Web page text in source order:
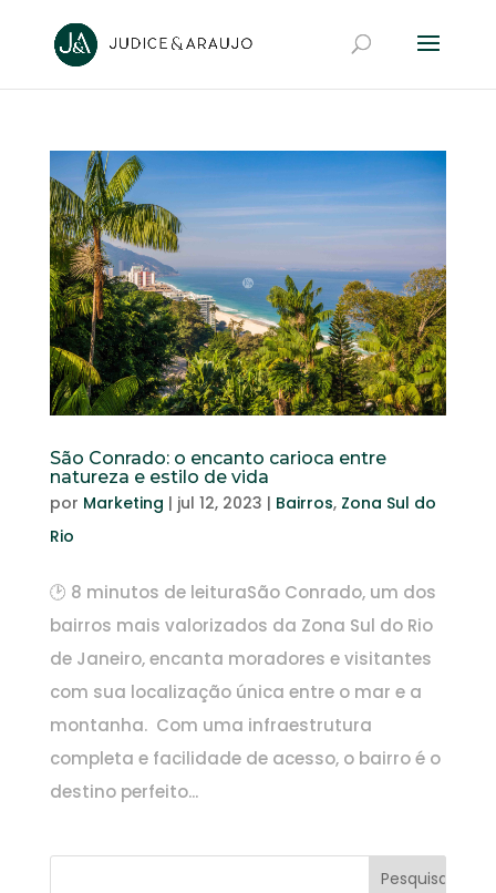
São Conrado: o encanto carioca entre
natureza e estilo de vida
por Marketing | jul 12, 2023 | Bairros, Zona Sul do
Rio
🕑 8 minutos de leituraSão Conrado, um dos
bairros mais valorizados da Zona Sul do Rio
de Janeiro, encanta moradores e visitantes
com sua localização única entre o mar e a
montanha. Com uma infraestrutura
completa e facilidade de acesso, o bairro é o
destino perfeito...